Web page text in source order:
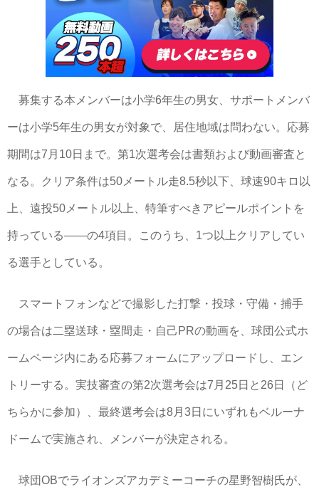
募集する本メンバーは小学6年生の男女、サポートメンバ
ーは小学5年生の男女が対象で、居住地域は問わない。応募
期間は7月10日まで。第1次選考会は書類および動画審査と
なる。クリア条件は50メートル走8.5秒以下、球速90キロ以
上、遠投50メートル以上、特筆すべきアピールポイントを
持っている――の4項目。このうち、1つ以上クリアしてい
る選手としている。
スマートフォンなどで撮影した打撃・投球・守備・捕手
の場合は二塁送球・塁間走・自己PRの動画を、球団公式ホ
ームページ内にある応募フォームにアップロードし、エン
トリーする。実技審査の第2次選考会は7月25日と26日（ど
ちらかに参加）、最終選考会は8月3日にいずれもベルーナ
ドームで実施され、メンバーが決定される。
球団OBでライオンズアカデミーコーチの星野智樹氏が、